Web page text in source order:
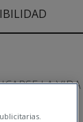
LA VIDA